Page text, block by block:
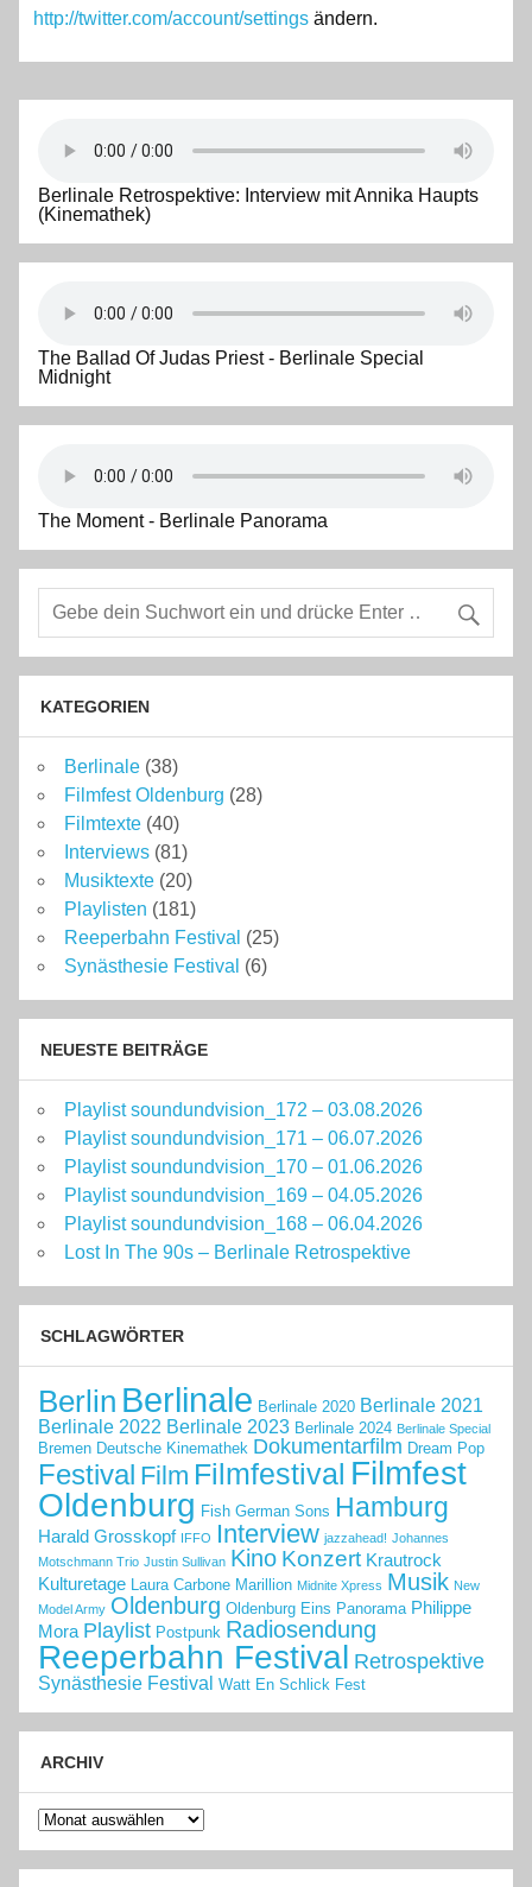
http://twitter.com/account/settings ändern.
Berlinale Retrospektive: Interview mit Annika Haupts
(Kinemathek)
The Ballad Of Judas Priest - Berlinale Special
Midnight
The Moment - Berlinale Panorama
KATEGORIEN
Berlinale (38)
Filmfest Oldenburg (28)
Filmtexte (40)
Interviews (81)
Musiktexte (20)
Playlisten (181)
Reeperbahn Festival (25)
Synästhesie Festival (6)
NEUESTE BEITRÄGE
Playlist soundundvision_172 – 03.08.2026
Playlist soundundvision_171 – 06.07.2026
Playlist soundundvision_170 – 01.06.2026
Playlist soundundvision_169 – 04.05.2026
Playlist soundundvision_168 – 06.04.2026
Lost In The 90s – Berlinale Retrospektive
SCHLAGWÖRTER
Berlin Berlinale Berlinale 2020 Berlinale 2021
Berlinale 2022 Berlinale 2023 Berlinale 2024 Berlinale Special
Bremen Deutsche Kinemathek Dokumentarfilm Dream Pop
Festival Film Filmfestival Filmfest
Oldenburg Fish German Sons Hamburg
Harald Grosskopf IFFO Interview jazzahead! Johannes
Motschmann Trio Justin Sullivan Kino Konzert Krautrock
Kulturetage
Laura Carbone Marillion Midnite Xpress Musik New
Model Army Oldenburg Oldenburg Eins Panorama Philippe
Mora Playlist Postpunk Radiosendung
Reeperbahn Festival Retrospektive
Synästhesie Festival Watt En Schlick Fest
ARCHIV
Archiv